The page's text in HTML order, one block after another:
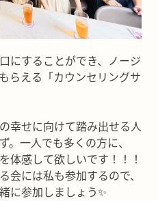
にすることができ、ノージ
らえる「カウンセリングサ
幸せに向けて踏み出せる人
。一人でも多くの方に、
体感して欲しいです！！！
会には私も参加するので、
に参加しましょう✨